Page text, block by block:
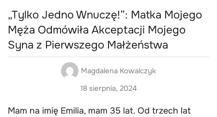
„Tylko Jedno Wnuczę!”: Matka Mojego
Męża Odmówiła Akceptacji Mojego
Syna z Pierwszego Małżeństwa
Magdalena Kowalczyk
18 sierpnia, 2024
Mam na imię Emilia, mam 35 lat. Od trzech lat